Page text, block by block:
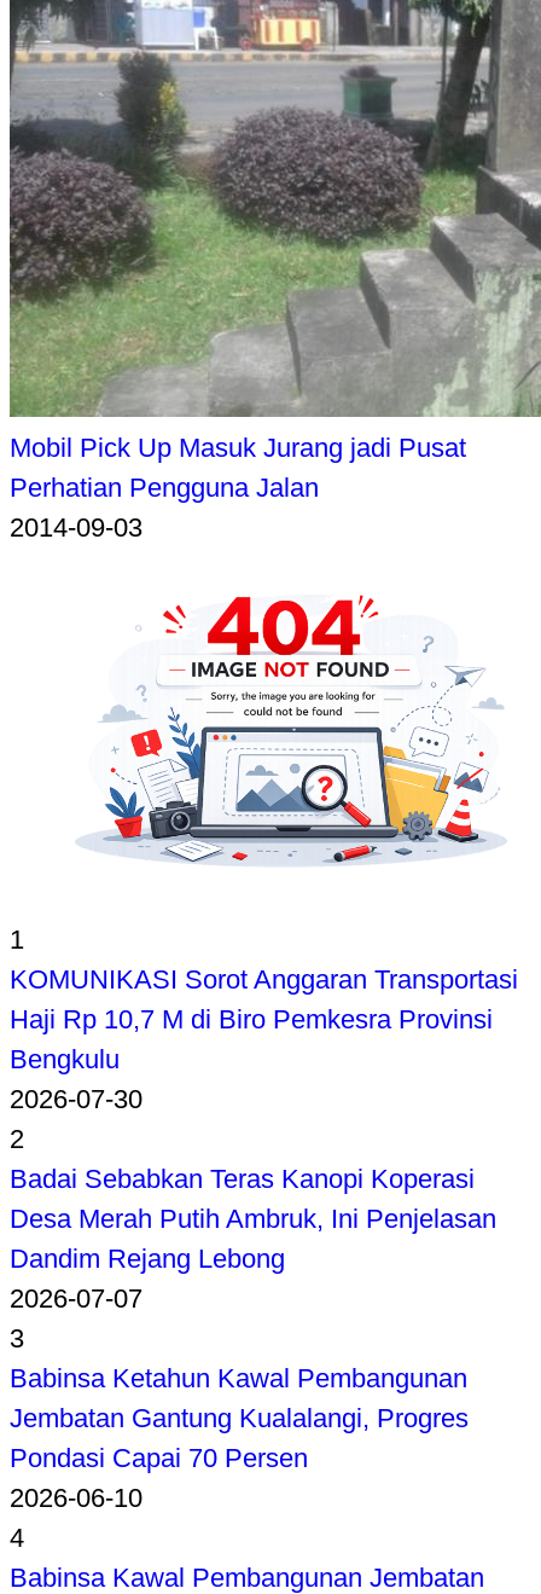
Mobil Pick Up Masuk Jurang jadi Pusat
Perhatian Pengguna Jalan
2014-09-03
1
KOMUNIKASI Sorot Anggaran Transportasi
Haji Rp 10,7 M di Biro Pemkesra Provinsi
Bengkulu
2026-07-30
2
Badai Sebabkan Teras Kanopi Koperasi
Desa Merah Putih Ambruk, Ini Penjelasan
Dandim Rejang Lebong
2026-07-07
3
Babinsa Ketahun Kawal Pembangunan
Jembatan Gantung Kualalangi, Progres
Pondasi Capai 70 Persen
2026-06-10
4
Babinsa Kawal Pembangunan Jembatan